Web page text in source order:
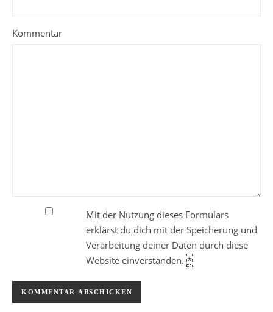
Kommentar
Mit der Nutzung dieses Formulars
erklärst du dich mit der Speicherung und
Verarbeitung deiner Daten durch diese
Website einverstanden. *